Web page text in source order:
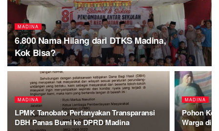
MADINA
6.800 Nama Hilang dari DTKS Madina,
Kok Bisa?
MADINA
LPMK Tanobato Pertanyakan Transparansi
DBH Panas Bumi ke DPRD Madina
MADINA
Pohon
Warga di